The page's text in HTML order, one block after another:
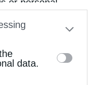
or personal
separately opt-out
on the IAB’s list
This
data.